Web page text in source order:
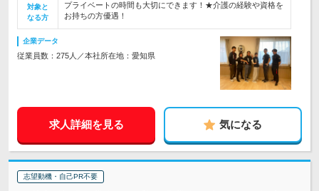
対象と
なる方
プライベートの時間も大切にできます！★介護の経験や資格を
お持ちの方優遇！
企業データ
従業員数：275人／本社所在地：愛知県
求人詳細を見る 気になる
志望動機・自己PR不要